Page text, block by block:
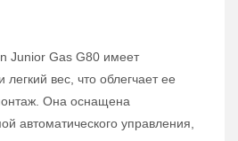
Junior Gas G80 имеет
вес, что облегчает ее
Она оснащена
автоматического управления,